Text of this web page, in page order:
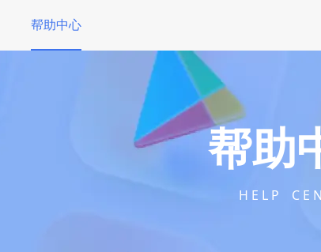
帮助中心
帮助
H E L P C E